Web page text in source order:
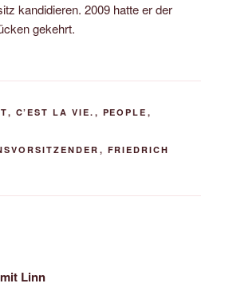
kandidieren. 2009 hatte er der
gekehrt.
, C’EST LA VIE. , PEOPLE ,
, FRIEDRICH
Linn